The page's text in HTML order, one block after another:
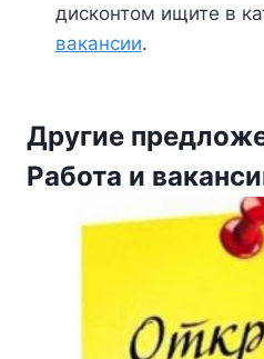
дисконтом ищите в
вакансии.
Другие
Работа и